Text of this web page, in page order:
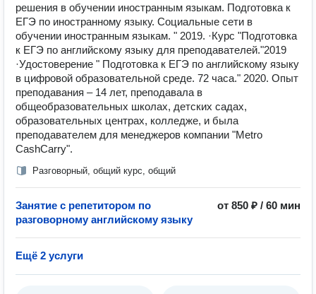
решения в обучении иностранным языкам. Подготовка к
ЕГЭ по иностранному языку. Социальные сети в
обучении иностранным языкам. " 2019. ·Курс "Подготовка
к ЕГЭ по английскому языку для преподавателей."2019
·Удостоверение " Подготовка к ЕГЭ по английскому языку
в цифровой образовательной среде. 72 часа." 2020. Опыт
преподавания – 14 лет, преподавала в
общеобразовательных школах, детских садах,
образовательных центрах, колледже, и была
преподавателем для менеджеров компании "Metro
CashCarry".
Разговорный, общий курс, общий
Занятие с репетитором по
разговорному английскому языку
от 850 ₽ / 60 мин
Ещё 2 услуги